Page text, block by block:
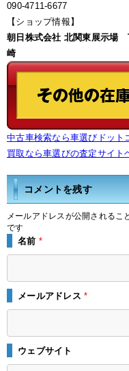
090-4711-6677
【ショップ情報】
朝日株式会社 北関東展示場
崎
中古車検索なら車選びドット
買取なら車選びの査定サイト
コメントを残す
メールアドレスが公開されるこ
です
名前 *
メールアドレス*
ウェブサイト